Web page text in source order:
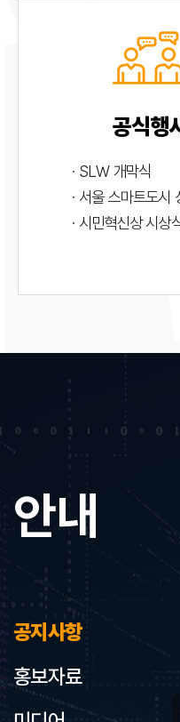
공식행
· SLW 개막식
· 서울 스마트도시
· 시민혁신상 시상
안내
공지사항
홍보자료